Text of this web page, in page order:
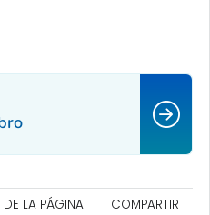
DE LA PÁGINA COMPARTIR